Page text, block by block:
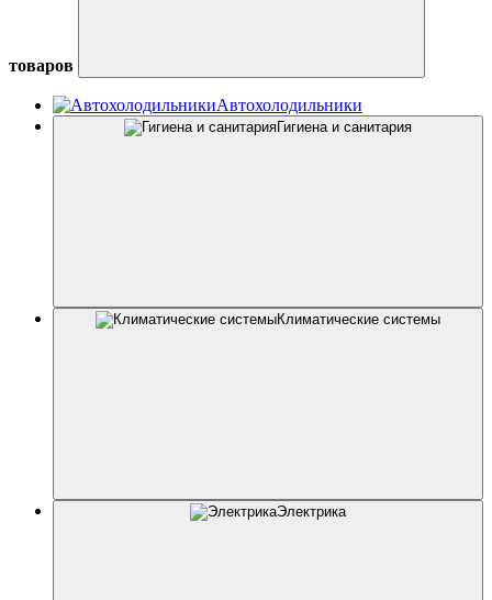
товаров
Автохолодильники
Гигиена и санитария
Климатические системы
Электрика